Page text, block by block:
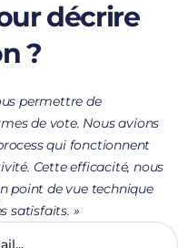
décrire
?
permettre de
de vote. Nous avions
qui fonctionnent
Cette efficacité, nous
point de vue technique
satisfaits. »